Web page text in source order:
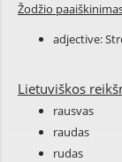
Žodžio
adjective:
Lietuviškos
rausvas
raudas
rudas